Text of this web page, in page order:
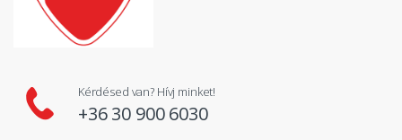
Kérdésed van? Hívj minket!
+36 30 900 6030